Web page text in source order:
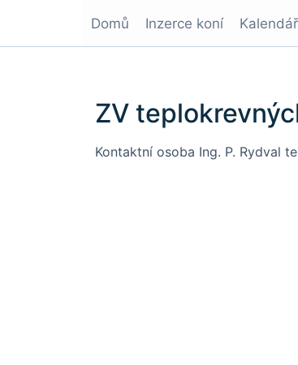
Domů Inzerce koní Kalendář
ZV
Kontaktní osoba Ing. P. Rydval